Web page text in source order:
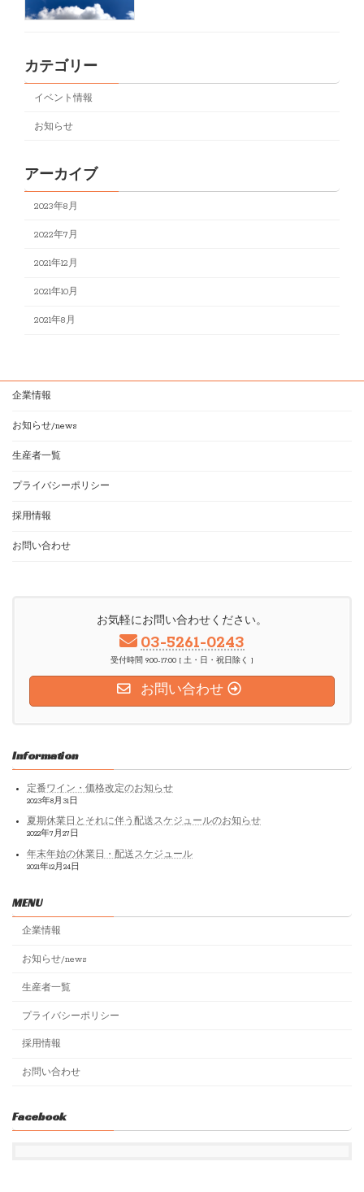
カテゴリー
イベント情報
お知らせ
アーカイブ
2023年8月
2022年7月
2021年12月
2021年10月
2021年8月
企業情報
お知らせ/news
生産者一覧
プライバシーポリシー
採用情報
お問い合わせ
お気軽にお問い合わせください。
03-5261-0243
受付時間 9:00-17:00 [ 土・日・祝日除く ]
お問い合わせ
Information
定番ワイン・価格改定のお知らせ
2023年8月31日
夏期休業日とそれに伴う配送スケジュールのお知らせ
2022年7月27日
年末年始の休業日・配送スケジュール
2021年12月24日
MENU
企業情報
お知らせ/news
生産者一覧
プライバシーポリシー
採用情報
お問い合わせ
Facebook